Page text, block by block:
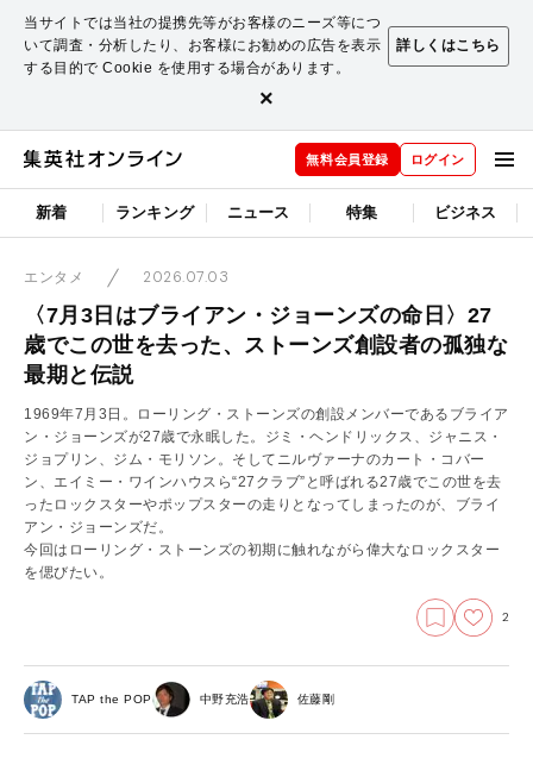
当サイトでは当社の提携先等がお客様のニーズ等につ
いて調査・分析したり、お客様にお勧めの広告を表示
する目的で Cookie を使用する場合があります。
詳しくはこちら
×
無料会員登録 ログイン
新着 ランキング ニュース 特集 ビジネス
エンタメ 2026.07.03
〈7月3日はブライアン・ジョーンズの命日〉27
歳でこの世を去った、ストーンズ創設者の孤独な
最期と伝説
1969年7月3日。ローリング・ストーンズの創設メンバーであるブライア
ン・ジョーンズが27歳で永眠した。ジミ・ヘンドリックス、ジャニス・
ジョプリン、ジム・モリソン。そしてニルヴァーナのカート・コバー
ン、エイミー・ワインハウスら“27クラブ”と呼ばれる27歳でこの世を去
ったロックスターやポップスターの走りとなってしまったのが、ブライ
アン・ジョーンズだ。
今回はローリング・ストーンズの初期に触れながら偉大なロックスター
を偲びたい。
2
TAP the POP 中野充浩 佐藤剛